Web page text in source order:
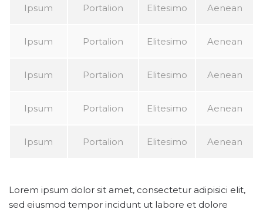
Ipsum Portalion Elitesimo Aenean
Ipsum Portalion Elitesimo Aenean
Ipsum Portalion Elitesimo Aenean
Ipsum Portalion Elitesimo Aenean
Ipsum Portalion Elitesimo Aenean
Lorem ipsum dolor sit amet, consectetur adipisici elit,
sed eiusmod tempor incidunt ut labore et dolore